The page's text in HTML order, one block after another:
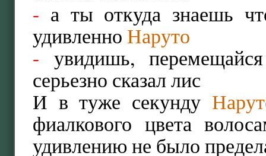
- а ты откуда знаешь
удивленно Наруто
- увидишь,
серьезно сказал лис
И в туже секунду
фиалкового цвета
удивлению не было